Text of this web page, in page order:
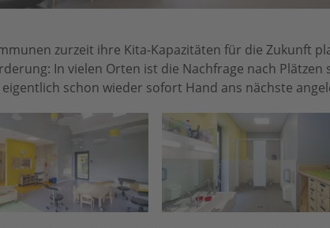
zurzeit ihre Kita-Kapazitäten für die Zukunft
In vielen Orten ist die Nachfrage nach
schon wieder sofort Hand ans nächste